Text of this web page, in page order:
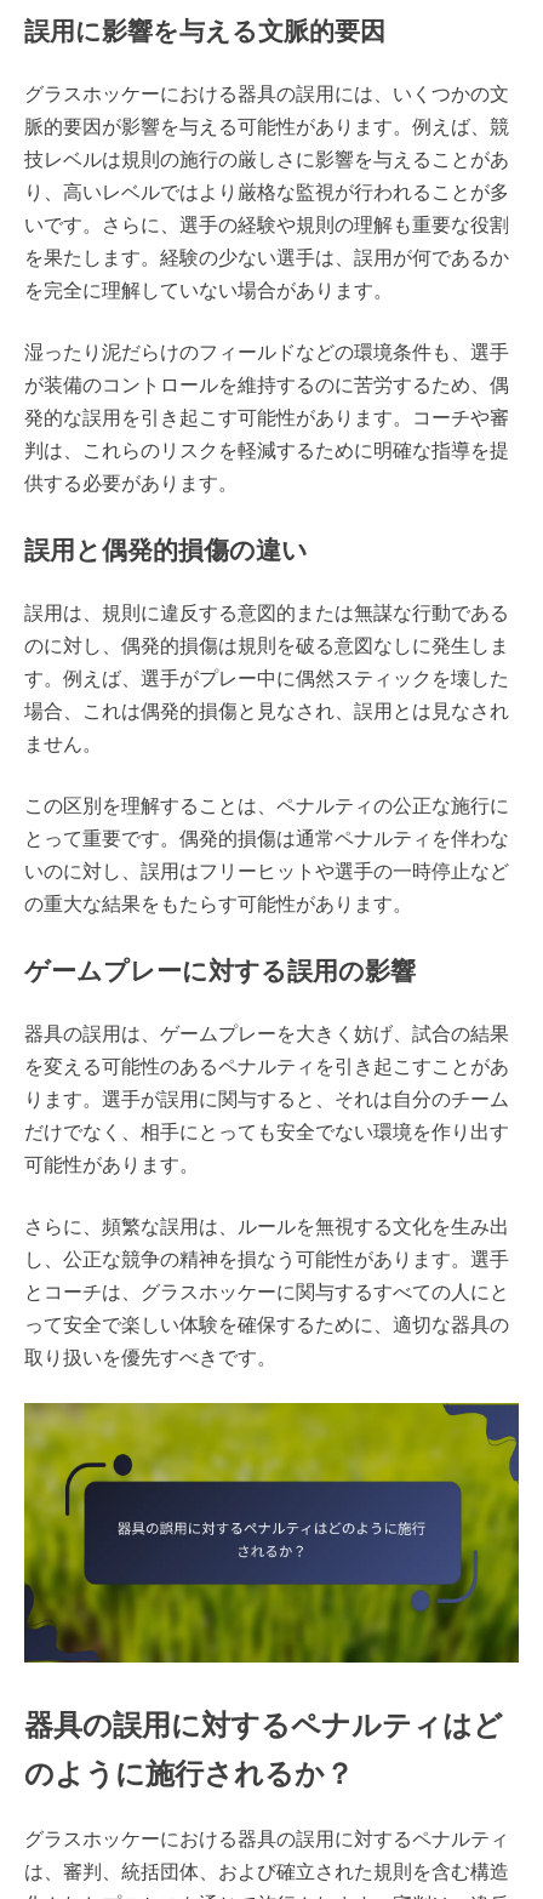
誤用に影響を与える文脈的要因
グラスホッケーにおける器具の誤用には、いくつかの文
脈的要因が影響を与える可能性があります。例えば、競
技レベルは規則の施行の厳しさに影響を与えることがあ
り、高いレベルではより厳格な監視が行われることが多
いです。さらに、選手の経験や規則の理解も重要な役割
を果たします。経験の少ない選手は、誤用が何であるか
を完全に理解していない場合があります。
湿ったり泥だらけのフィールドなどの環境条件も、選手
が装備のコントロールを維持するのに苦労するため、偶
発的な誤用を引き起こす可能性があります。コーチや審
判は、これらのリスクを軽減するために明確な指導を提
供する必要があります。
誤用と偶発的損傷の違い
誤用は、規則に違反する意図的または無謀な行動である
のに対し、偶発的損傷は規則を破る意図なしに発生しま
す。例えば、選手がプレー中に偶然スティックを壊した
場合、これは偶発的損傷と見なされ、誤用とは見なされ
ません。
この区別を理解することは、ペナルティの公正な施行に
とって重要です。偶発的損傷は通常ペナルティを伴わな
いのに対し、誤用はフリーヒットや選手の一時停止など
の重大な結果をもたらす可能性があります。
ゲームプレーに対する誤用の影響
器具の誤用は、ゲームプレーを大きく妨げ、試合の結果
を変える可能性のあるペナルティを引き起こすことがあ
ります。選手が誤用に関与すると、それは自分のチーム
だけでなく、相手にとっても安全でない環境を作り出す
可能性があります。
さらに、頻繁な誤用は、ルールを無視する文化を生み出
し、公正な競争の精神を損なう可能性があります。選手
とコーチは、グラスホッケーに関与するすべての人にと
って安全で楽しい体験を確保するために、適切な器具の
取り扱いを優先すべきです。
器具の誤用に対するペナルティはど
のように施行されるか？
グラスホッケーにおける器具の誤用に対するペナルティ
は、審判、統括団体、および確立された規則を含む構造